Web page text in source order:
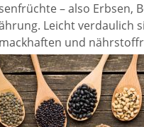
– also Erbsen,
Leicht verdaulich
und